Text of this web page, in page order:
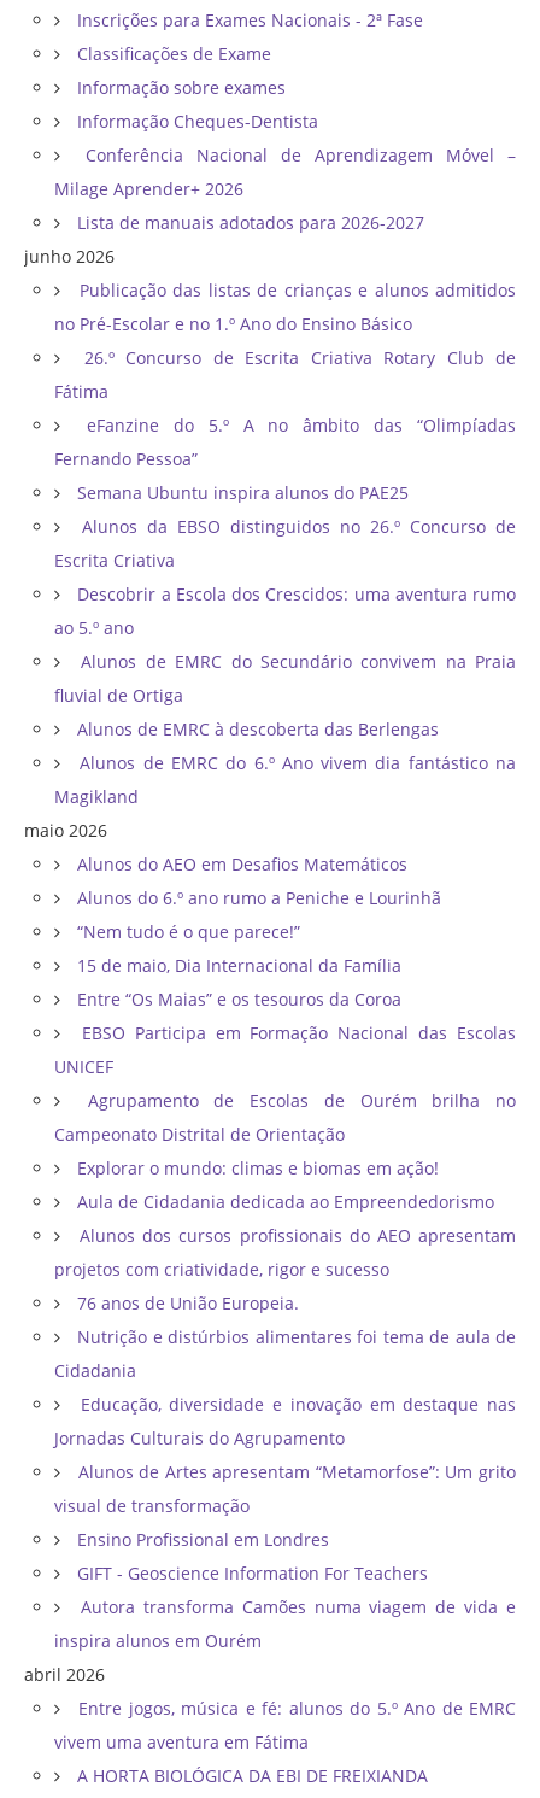
Inscrições para Exames Nacionais - 2ª Fase
Classificações de Exame
Informação sobre exames
Informação Cheques-Dentista
Conferência Nacional de Aprendizagem Móvel –
Milage Aprender+ 2026
Lista de manuais adotados para 2026-2027
junho 2026
Publicação das listas de crianças e alunos admitidos
no Pré-Escolar e no 1.º Ano do Ensino Básico
26.º Concurso de Escrita Criativa Rotary Club de
Fátima
eFanzine do 5.º A no âmbito das “Olimpíadas
Fernando Pessoa”
Semana Ubuntu inspira alunos do PAE25
Alunos da EBSO distinguidos no 26.º Concurso de
Escrita Criativa
Descobrir a Escola dos Crescidos: uma aventura rumo
ao 5.º ano
Alunos de EMRC do Secundário convivem na Praia
fluvial de Ortiga
Alunos de EMRC à descoberta das Berlengas
Alunos de EMRC do 6.º Ano vivem dia fantástico na
Magikland
maio 2026
Alunos do AEO em Desafios Matemáticos
Alunos do 6.º ano rumo a Peniche e Lourinhã
“Nem tudo é o que parece!”
15 de maio, Dia Internacional da Família
Entre “Os Maias” e os tesouros da Coroa
EBSO Participa em Formação Nacional das Escolas
UNICEF
Agrupamento de Escolas de Ourém brilha no
Campeonato Distrital de Orientação ​
Explorar o mundo: climas e biomas em ação!
Aula de Cidadania dedicada ao Empreendedorismo
Alunos dos cursos profissionais do AEO apresentam
projetos com criatividade, rigor e sucesso
76 anos de União Europeia.
Nutrição e distúrbios alimentares foi tema de aula de
Cidadania
Educação, diversidade e inovação em destaque nas
Jornadas Culturais do Agrupamento
Alunos de Artes apresentam “Metamorfose”: Um grito
visual de transformação
Ensino Profissional em Londres
GIFT - Geoscience Information For Teachers
Autora transforma Camões numa viagem de vida e
inspira alunos em Ourém
abril 2026
Entre jogos, música e fé: alunos do 5.º Ano de EMRC
vivem uma aventura em Fátima
A HORTA BIOLÓGICA DA EBI DE FREIXIANDA